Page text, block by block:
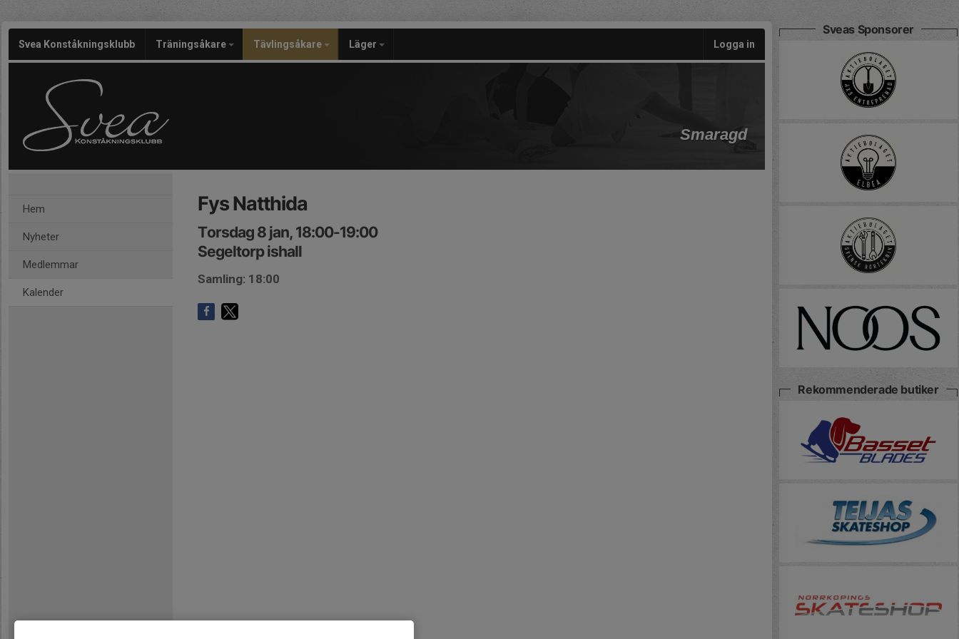
Svea Konståkningsklubb Träningsåkare Tävlingsåkare Läger Logga in
Smaragd
Hem
Nyheter
Medlemmar
Kalender
Fys Natthida
Torsdag 8 jan, 18:00-19:00
Segeltorp ishall
Samling: 18:00
Sveas Sponsorer
Rekommenderade butiker